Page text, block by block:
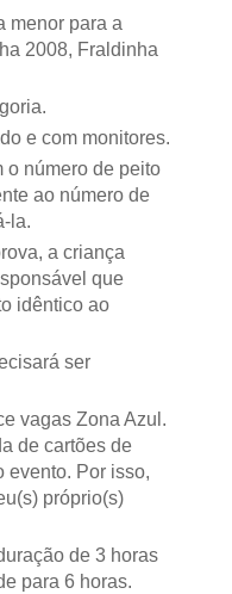
menor para a
2008, Fraldinha
e com monitores.
o número de peito
ao número de
la.
a criança
que
idêntico ao
ser
vagas Zona Azul.
de cartões de
evento. Por isso,
próprio(s)
de 3 horas
para 6 horas.